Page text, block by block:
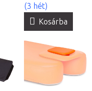
(3 hét)
Kosárba